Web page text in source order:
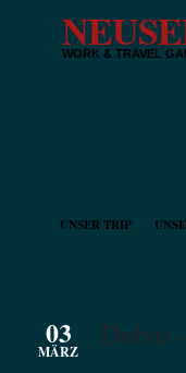
WORK & TRAVEL
UNSER TRIP
03
MÄRZ Dubai